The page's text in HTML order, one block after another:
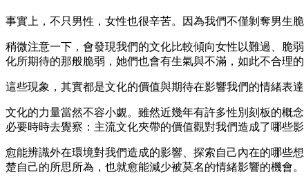
事實上，不只男性，女性也很辛苦。因為我們不僅剝奪男生
稍微注意一下，會發現我們的文化比較傾向女性以難過、脆
化所期待的那般脆弱，她們也會有生氣與不滿，如此不合理
這些現象，其實都是文化的價值與期待在影響我們的情緒表
文化的力量當然不容小覷。雖然近幾年有許多性別刻板的概
必要時時去覺察：主流文化夾帶的價值觀對我們造成了哪些影
愈能辨識外在環境對我們造成的影響、探索自己內在的哪些
楚自己的所思所為，也就愈能減少被莫名的情緒影響的機會。